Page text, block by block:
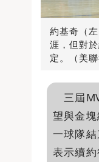
約基奇（
涯，但對
定。（美聯
三屆
望與金
一球隊
表示續